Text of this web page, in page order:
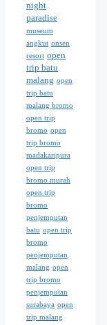
night
paradise
museum
angkut onsen
resort open
trip batu
malang open
trip batu
malang bromo
open trip
bromo open
trip bromo
madakaripura
open trip
bromo murah
open trip
bromo
penjemputan
batu open trip
bromo
penjemputan
malang open
trip bromo
penjemputan
surabaya open
trip malang